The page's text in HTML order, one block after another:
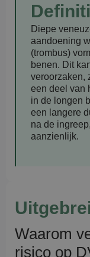
Diepe
aandoening
(trombus)
benen. Dit
veroorzaken,
een deel van
in de longen
een langere
na de
aanzienlijk.
Waarom
risico op